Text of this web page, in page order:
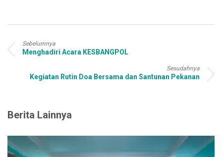
Sebelumnya
Menghadiri Acara KESBANGPOL
Sesudahnya
Kegiatan Rutin Doa Bersama dan Santunan Pekanan
Berita Lainnya